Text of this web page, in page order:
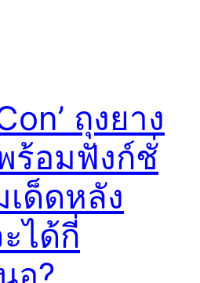
ถุงยาง
ร้อมฟังก์ชั่
ด็ดหลัง
ได้กี่